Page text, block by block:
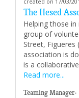
The Hesed
Helping those
group of
Street,
association is
is a
Read more...
Teaming Manager: